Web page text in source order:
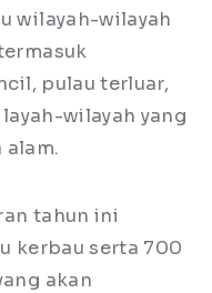
wilayah-wilayah
pulau terluar,
wilayah yang
tahun ini
kerbau serta 700
akan